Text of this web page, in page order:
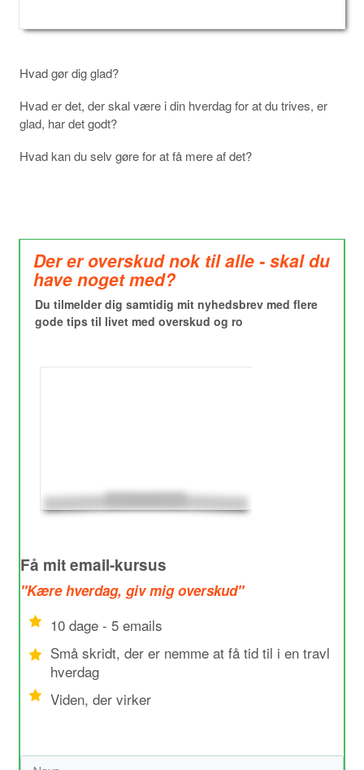
Hvad gør dig glad?
Hvad er det, der skal være i din hverdag for at du trives, er
glad, har det godt?
Hvad kan du selv gøre for at få mere af det?
Der er overskud nok til alle - skal du
have noget med?
Du tilmelder dig samtidig mit nyhedsbrev med flere
gode tips til livet med overskud og ro
Få mit email-kursus
"Kære hverdag, giv mig overskud"
10 dage - 5 emails
Små skridt, der er nemme at få tid til i en travl
hverdag
Viden, der virker